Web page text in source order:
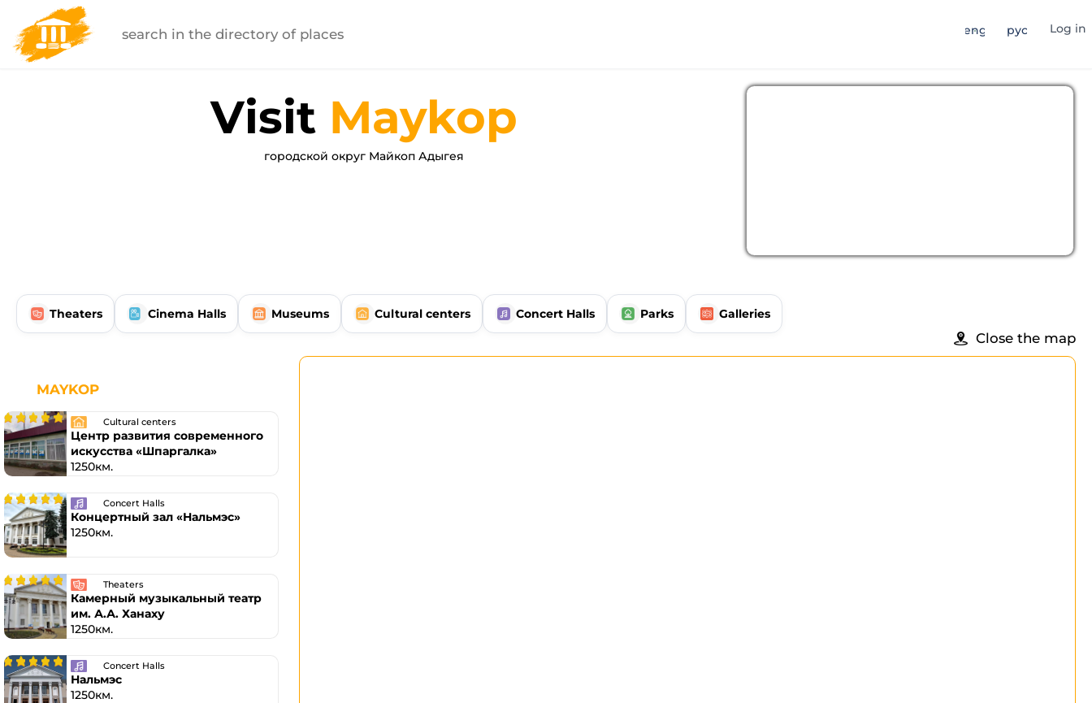
eng рус Log in
Visit Maykop
городской округ Майкоп Адыгея
Close the map
Theaters Cinema Halls Museums Cultural centers Concert Halls Parks Galleries
MAYKOP
Cultural centers
Центр развития современного
искусства «Шпаргалка»
1250км.
Concert Halls
Концертный зал «Нальмэс»
1250км.
Theaters
Камерный музыкальный театр
им. А.А. Ханаху
1250км.
Concert Halls
Нальмэс
1250км.